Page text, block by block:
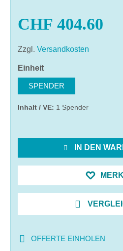
CHF 404.60
Zzgl. Versandkosten
Einheitauswählen
SPENDER
Inhalt / VE: 1 Spender
IN DEN
OFFERTE EINHOLEN